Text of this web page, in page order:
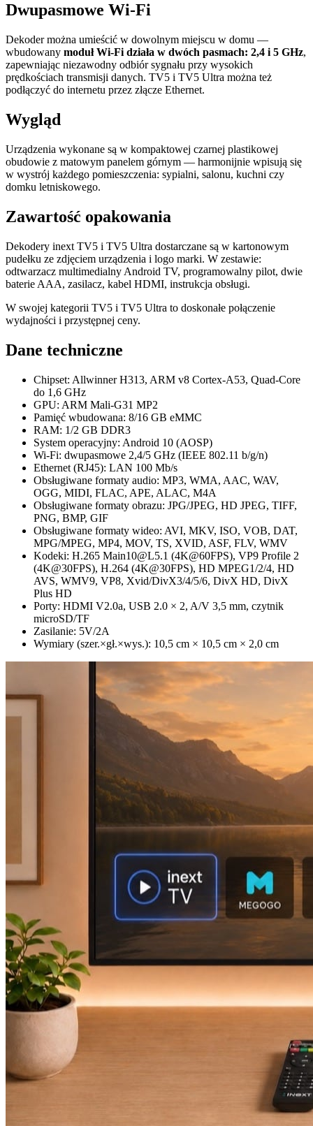
Dwupasmowe Wi-Fi
Dekoder można umieścić w dowolnym miejscu w domu —
wbudowany moduł Wi-Fi działa w dwóch pasmach: 2,4 i 5 GHz,
zapewniając niezawodny odbiór sygnału przy wysokich
prędkościach transmisji danych. TV5 i TV5 Ultra można też
podłączyć do internetu przez złącze Ethernet.
Wygląd
Urządzenia wykonane są w kompaktowej czarnej plastikowej
obudowie z matowym panelem górnym — harmonijnie wpisują się
w wystrój każdego pomieszczenia: sypialni, salonu, kuchni czy
domku letniskowego.
Zawartość opakowania
Dekodery inext TV5 i TV5 Ultra dostarczane są w kartonowym
pudełku ze zdjęciem urządzenia i logo marki. W zestawie:
odtwarzacz multimedialny Android TV, programowalny pilot, dwie
baterie AAA, zasilacz, kabel HDMI, instrukcja obsługi.
W swojej kategorii TV5 i TV5 Ultra to doskonałe połączenie
wydajności i przystępnej ceny.
Dane techniczne
Chipset: Allwinner H313, ARM v8 Cortex-A53, Quad-Core
do 1,6 GHz
GPU: ARM Mali-G31 MP2
Pamięć wbudowana: 8/16 GB eMMC
RAM: 1/2 GB DDR3
System operacyjny: Android 10 (AOSP)
Wi-Fi: dwupasmowe 2,4/5 GHz (IEEE 802.11 b/g/n)
Ethernet (RJ45): LAN 100 Mb/s
Obsługiwane formaty audio: MP3, WMA, AAC, WAV,
OGG, MIDI, FLAC, APE, ALAC, M4A
Obsługiwane formaty obrazu: JPG/JPEG, HD JPEG, TIFF,
PNG, BMP, GIF
Obsługiwane formaty wideo: AVI, MKV, ISO, VOB, DAT,
MPG/MPEG, MP4, MOV, TS, XVID, ASF, FLV, WMV
Kodeki: H.265 Main10@L5.1 (4K@60FPS), VP9 Profile 2
(4K@30FPS), H.264 (4K@30FPS), HD MPEG1/2/4, HD
AVS, WMV9, VP8, Xvid/DivX3/4/5/6, DivX HD, DivX
Plus HD
Porty: HDMI V2.0a, USB 2.0 × 2, A/V 3,5 mm, czytnik
microSD/TF
Zasilanie: 5V/2A
Wymiary (szer.×gł.×wys.): 10,5 cm × 10,5 cm × 2,0 cm